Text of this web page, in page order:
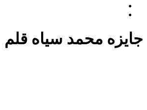
جایزه محمد سیاه قلم